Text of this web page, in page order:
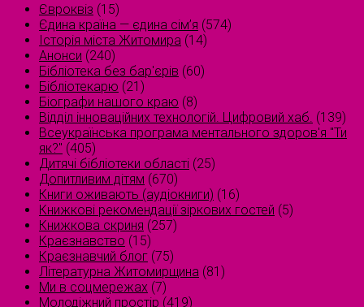
Євроквіз (15)
Єдина країна — єдина сім’я (574)
Історія міста Житомира (14)
Анонси (240)
Бібліотека без бар'єрів (60)
Бібліотекарю (21)
Біографи нашого краю (8)
Відділ інноваційних технологій. Цифровий хаб. (139)
Всеукраїнська програма ментального здоров'я "Ти
як?" (405)
Дитячі бібліотеки області (25)
Допитливим дітям (670)
Книги оживають (аудіокниги) (16)
Книжкові рекомендації зіркових гостей (5)
Книжкова скриня (257)
Краєзнавство (15)
Краєзнавчий блог (75)
Літературна Житомирщина (81)
Ми в соцмережах (7)
Молодіжний простір (419)